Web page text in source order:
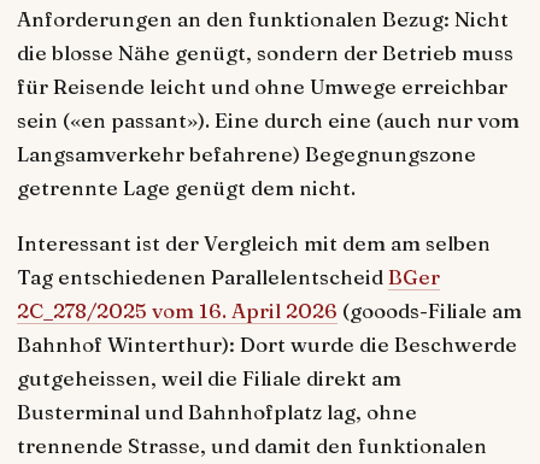
Anforderungen an den funktionalen Bezug: Nicht
die blosse Nähe genügt, sondern der Betrieb muss
für Reisende leicht und ohne Umwege erreichbar
sein («en passant»). Eine durch eine (auch nur vom
Langsamverkehr befahrene) Begegnungszone
getrennte Lage genügt dem nicht.
Interessant ist der Vergleich mit dem am selben
Tag entschiedenen Parallelentscheid BGer
2C_278/2025 vom 16. April 2026 (gooods-Filiale am
Bahnhof Winterthur): Dort wurde die Beschwerde
gutgeheissen, weil die Filiale direkt am
Busterminal und Bahnhofplatz lag, ohne
trennende Strasse, und damit den funktionalen